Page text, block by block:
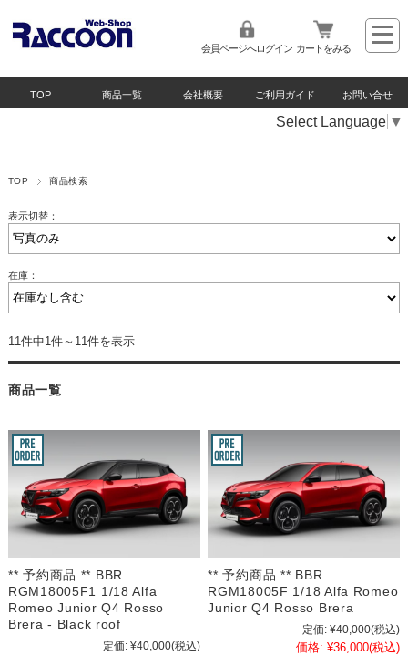
会員ページへログイン カートをみる
TOP 商品一覧 会社概要 ご利用ガイド お問い合せ
Select Language ▼
TOP 商品検索
表示切替：
在庫：
11件中1件～11件を表示
商品一覧
** 予約商品 ** BBR
RGM18005F1 1/18 Alfa
Romeo Junior Q4 Rosso
Brera - Black roof
定価: ¥40,000(税込)
** 予約商品 ** BBR
RGM18005F 1/18 Alfa Romeo
Junior Q4 Rosso Brera
定価: ¥40,000(税込)
価格: ¥36,000(税込)